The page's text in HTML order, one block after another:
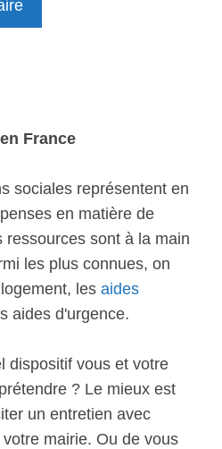
France
sociales représentent en
en matière de
ressources sont à la main
les plus connues, on
les aides
aides d'urgence.
dispositif vous et votre
? Le mieux est
un entretien avec
mairie. Ou de vous